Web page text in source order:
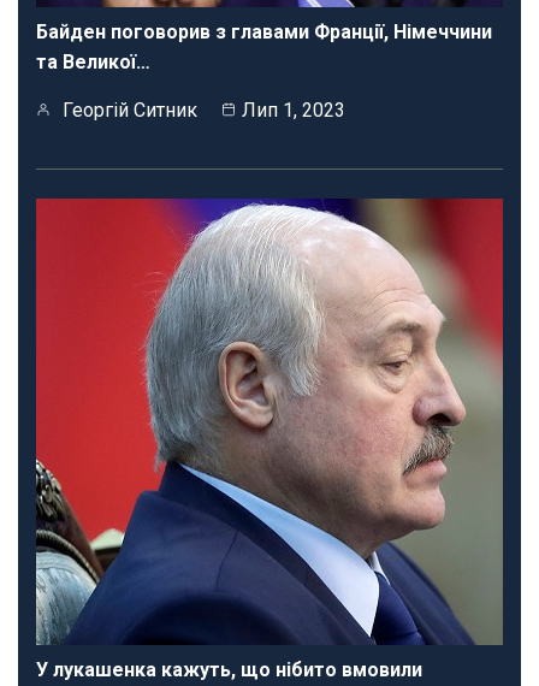
Байден поговорив з главами Франції, Німеччини
та Великої…
Георгій Ситник Лип 1, 2023
У лукашенка кажуть, що нібито вмовили